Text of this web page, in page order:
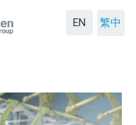
EN 繁中